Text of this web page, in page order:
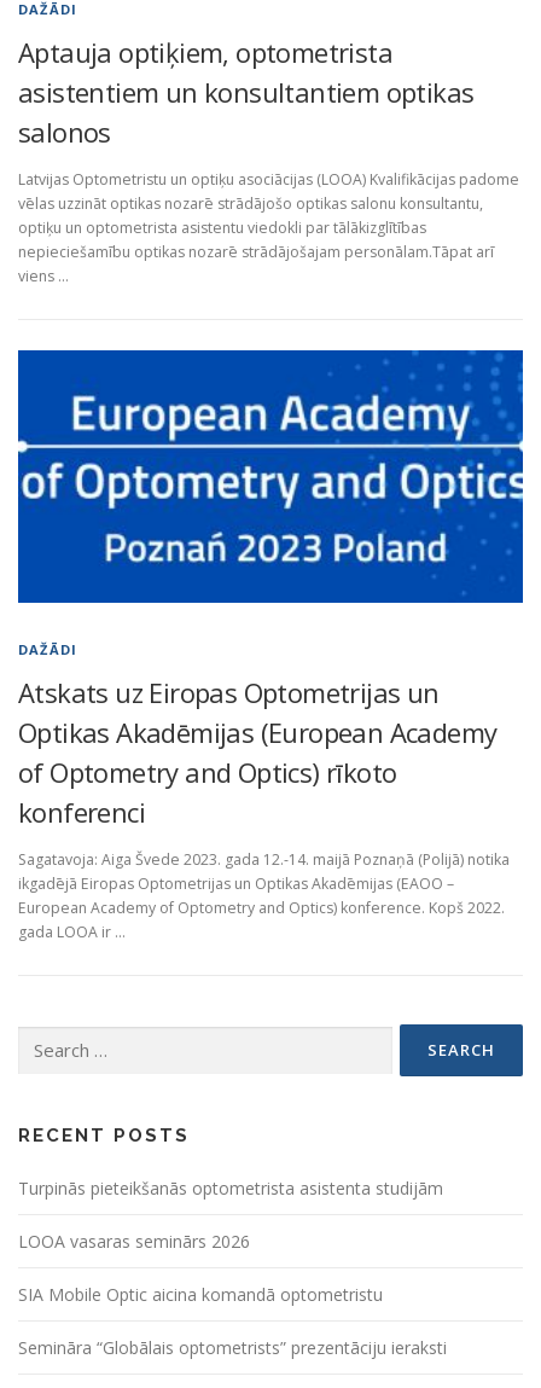
DAŽĀDI
Aptauja optiķiem, optometrista
asistentiem un konsultantiem optikas
salonos
Latvijas Optometristu un optiķu asociācijas (LOOA) Kvalifikācijas padome
vēlas uzzināt optikas nozarē strādājošo optikas salonu konsultantu,
optiķu un optometrista asistentu viedokli par tālākizglītības
nepieciešamību optikas nozarē strādājošajam personālam.Tāpat arī
viens …
DAŽĀDI
Atskats uz Eiropas Optometrijas un
Optikas Akadēmijas (European Academy
of Optometry and Optics) rīkoto
konferenci
Sagatavoja: Aiga Švede 2023. gada 12.-14. maijā Poznaņā (Polijā) notika
ikgadējā Eiropas Optometrijas un Optikas Akadēmijas (EAOO –
European Academy of Optometry and Optics) konference. Kopš 2022.
gada LOOA ir …
for:
RECENT POSTS
Turpinās pieteikšanās optometrista asistenta studijām
LOOA vasaras seminārs 2026
SIA Mobile Optic aicina komandā optometristu
Semināra “Globālais optometrists” prezentāciju ieraksti